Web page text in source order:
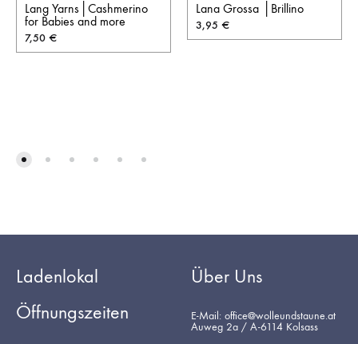
Lang Yarns│Cashmerino
for Babies and more
7,50 €
Lana Grossa │Brillino
3,95 €
Ladenlokal
Öffnungszeiten
Über Uns
E-Mail: office@wolleundstaune.at
Auweg 2a / A-6114 Kolsass